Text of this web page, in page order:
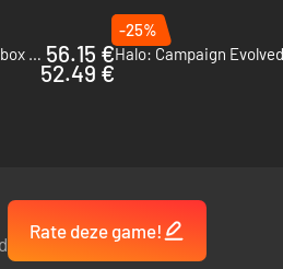
Indiana Jones and the Great Circle - PC & Xbox Series X|S (Microsoft Store) 56.15 €
-25%
52.49 €
Rate deze game!